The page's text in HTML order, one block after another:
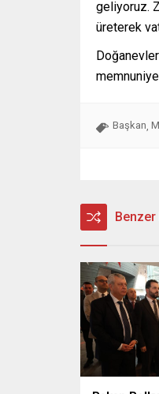
geliyoruz.
üreterek
Başkan,